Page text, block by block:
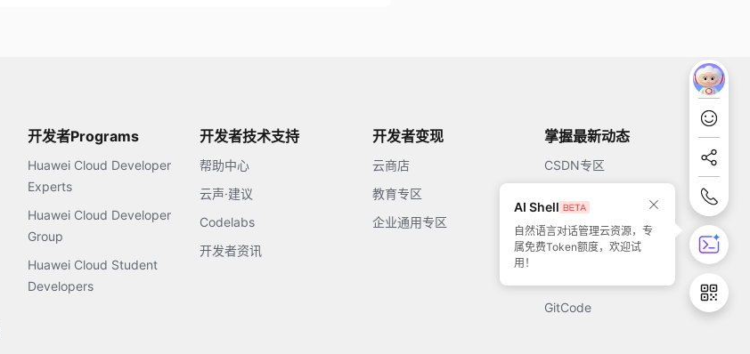
AI Shell
自然语言对话管理云资源，专
属免费Token额度，欢迎试
用！
开发者Programs
Huawei Cloud Developer
Experts
Huawei Cloud Developer
Group
Huawei Cloud Student
Developers
开发者技术支持
帮助中心
云声·建议
Codelabs
开发者资讯
开发者变现
云商店
教育专区
企业通用专区
掌握最新动态
CSDN专区
开源中国
51CTO
GitCode